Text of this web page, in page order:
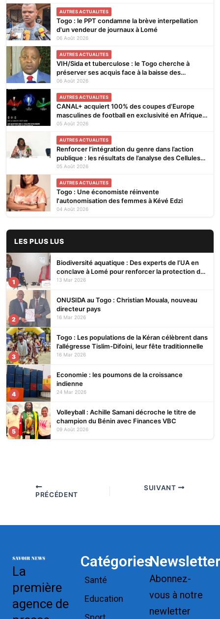
AUTRES ACTUALITES
Togo : le PPT condamne la brève interpellation
d'un vendeur de journaux à Lomé
06 Août 2026
AUTRES ACTUALITES
VIH/Sida et tuberculose : le Togo cherche à
préserver ses acquis face à la baisse des
financements
06 Août 2026
AUTRES ACTUALITES
CANAL+ acquiert 100% des coupes d’Europe
masculines de football en exclusivité en Afrique
subsaharienne pour 4 saisons jusqu’en 2031
05 Août 2026
AUTRES ACTUALITES
Renforcer l’intégration du genre dans l’action
publique : les résultats de l’analyse des Cellules
Focales Genre restitués à Lomé
05 Août 2026
AUTRES ACTUALITES
Togo : Une économiste réinvente
l'autonomisation des femmes à Kévé Edzi
04 Août 2026
LES PLUS LUS
1
Biodiversité aquatique : Des experts de l’UA en
conclave à Lomé pour renforcer la protection des
écosystèmes
13 Mar 2026
2
ONUSIDA au Togo : Christian Mouala, nouveau
directeur pays
16 Mar 2026
3
Togo : Les populations de la Kéran célèbrent dans
l’allégresse Tislim-Difoini, leur fête traditionnelle
16 Mar 2026
4
Economie : les poumons de la croissance
indienne
24 Mar 2026
5
Volleyball : Achille Samani décroche le titre de
champion du Bénin avec Finances VBC
09 Août 2026
PRÉCÉDENT
SUIVANT
La
première
agence de
Catégories
Santé
Education
Newsletter
Abonnez-
vous à notre
newletter